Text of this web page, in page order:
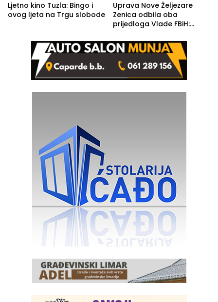
Ljetno kino Tuzla: Bingo i
ovog ljeta na Trgu slobode
Uprava Nove Željezare
Zenica odbila oba
prijedloga Vlade FBiH:
rješenje